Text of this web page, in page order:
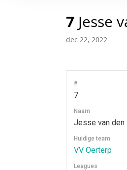
7 Jesse
dec 22, 2022
#
7
Naam
Jesse van den
Huidige team
VV Oerterp
Leagues